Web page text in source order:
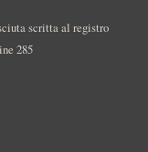
scritta al registro
285